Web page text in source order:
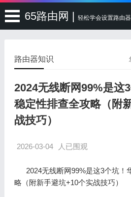
65路由网 | 轻松学会设置路由器
路由器知识
2024无线断网99%是这
稳定性排查全攻略（附
战技巧）
2026-03-04 人已围观
2024无线断网99%是这3个坑！
略（附新手避坑+10个实战技巧）